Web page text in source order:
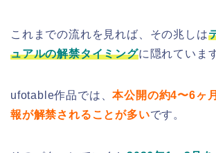
これまでの流れを見れば、その兆しは
ュアルの解禁タイミングに隠れていま
ufotable作品では、本公開の約4〜6ヶ
報が解禁されることが多いです。